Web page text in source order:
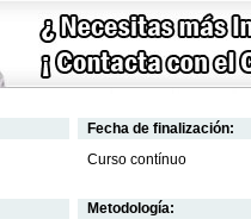
Fecha de finalización:
Curso contínuo
Metodología: